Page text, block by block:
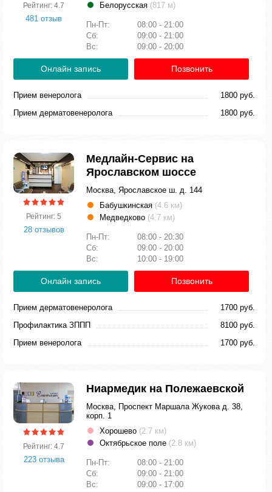
Рейтинг: 4.7
481 отзыв
Белорусская (817 м)
Пн-Пт:
08:00 - 21:00
Сб:
09:00 - 21:00
Вс:
09:00 - 20:00
Онлайн запись Позвонить
Прием венеролога
1800 руб.
Прием дерматовенеролога
1800 руб.
Рейтинг: 5
28 отзывов
Медлайн-Сервис на
Ярославском шоссе
Москва, Ярославское ш. д. 144
Бабушкинская (4.6 км)
Медведково (4.7 км)
Пн-Пт:
08:00 - 20:30
Сб:
09:00 - 20:00
Вс:
10:00 - 19:00
Онлайн запись Позвонить
Прием дерматовенеролога
1700 руб.
Профилактика ЗППП
8100 руб.
Прием венеролога
1700 руб.
Рейтинг: 4.7
223 отзыва
Ниармедик на Полежаевской
Москва, Проспект Маршала Жукова д. 38,
корп. 1
Хорошево (2.7 км)
Октябрьское поле (2.8 км)
Пн-Пт:
08:00 - 21:00
Сб:
09:00 - 21:00
Вс:
09:00 - 17:00